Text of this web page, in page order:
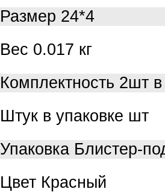
Размер 24*4
Вес 0.017 кг
Комплектность 2шт в
Штук в упаковке шт
Упаковка Блистер-
Цвет Красный